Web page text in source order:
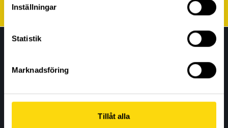
Inställningar
Statistik
Marknadsföring
Tillåt alla